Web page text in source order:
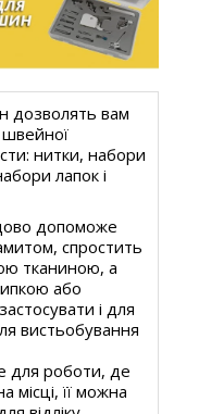
дозволять вам
нитки, набори
лапок і
допоможе
спростить
тканиною, а
або
і для
вистьобування
для роботи, де
місці, її можна